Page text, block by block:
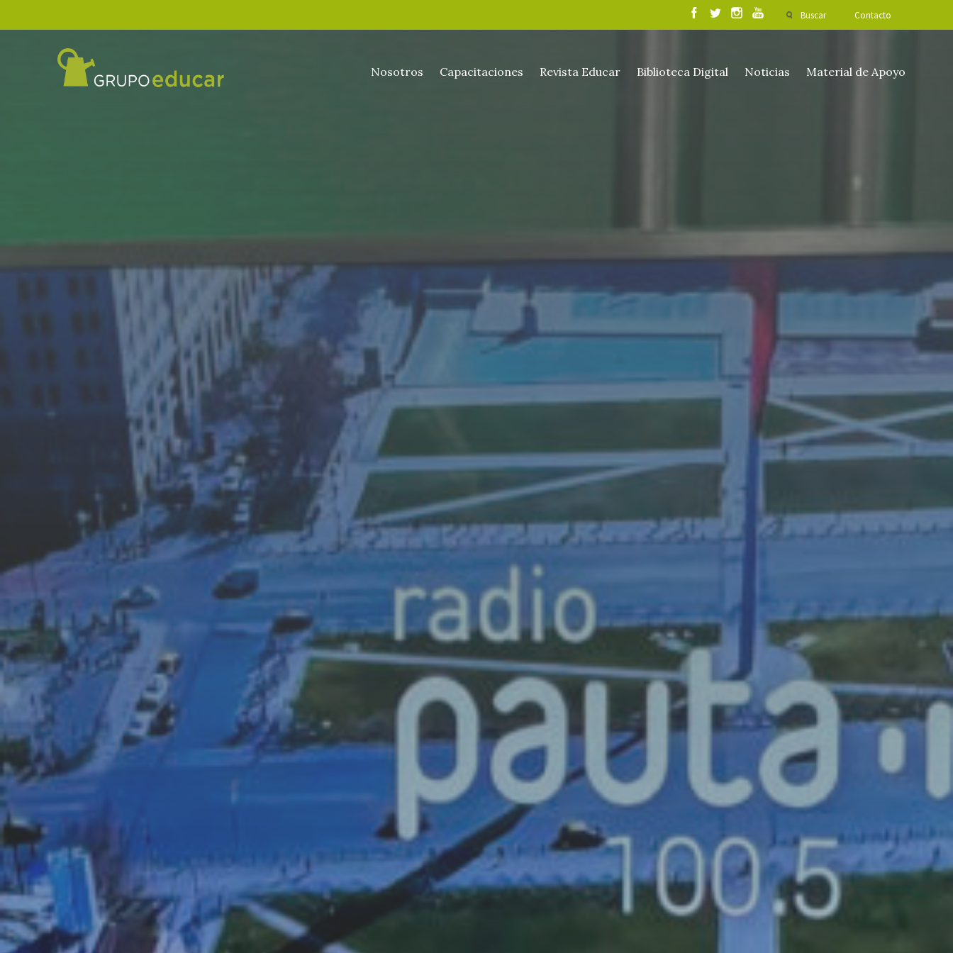
Buscar Contacto
Nosotros Capacitaciones Revista Educar Biblioteca Digital Noticias Material de Apoyo